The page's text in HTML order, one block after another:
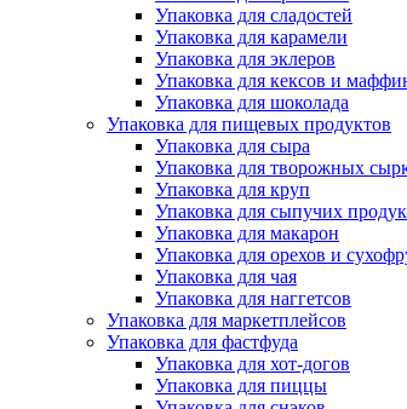
Упаковка для сладостей
Упаковка для карамели
Упаковка для эклеров
Упаковка для кексов и
Упаковка для шоколада
Упаковка для пищевых продуктов
Упаковка для сыра
Упаковка для творожных
Упаковка для круп
Упаковка для сыпучих
Упаковка для макарон
Упаковка для орехов и
Упаковка для чая
Упаковка для наггетсов
Упаковка для маркетплейсов
Упаковка для фастфуда
Упаковка для хот-догов
Упаковка для пиццы